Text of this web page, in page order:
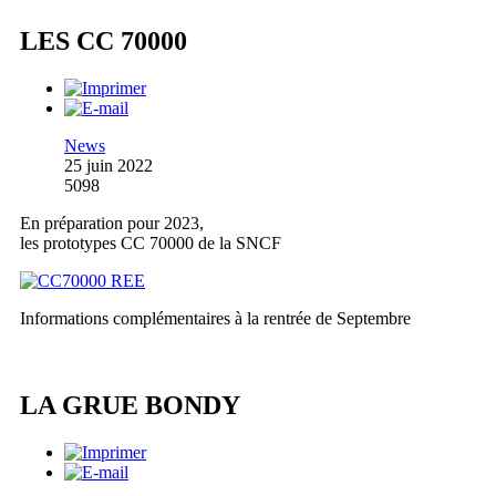
LES CC 70000
News
25 juin 2022
5098
En préparation pour 2023,
les prototypes CC 70000 de la SNCF
Informations complémentaires à la rentrée de Septembre
LA GRUE BONDY